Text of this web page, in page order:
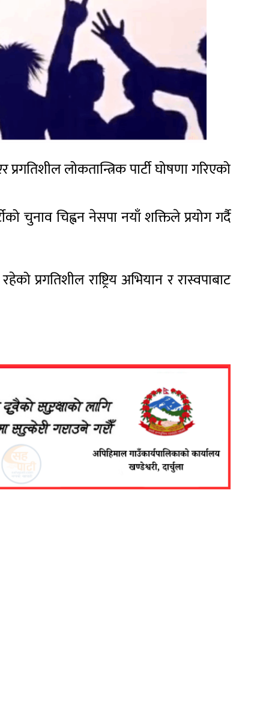
लोकतान्त्रिक पार्टी घोषणा गरिएको
चुनाव चिह्वन नेसपा नयाँ शक्तिले प्रयोग गर्दै
प्रगतिशील राष्ट्रिय अभियान र रास्वपाबाट